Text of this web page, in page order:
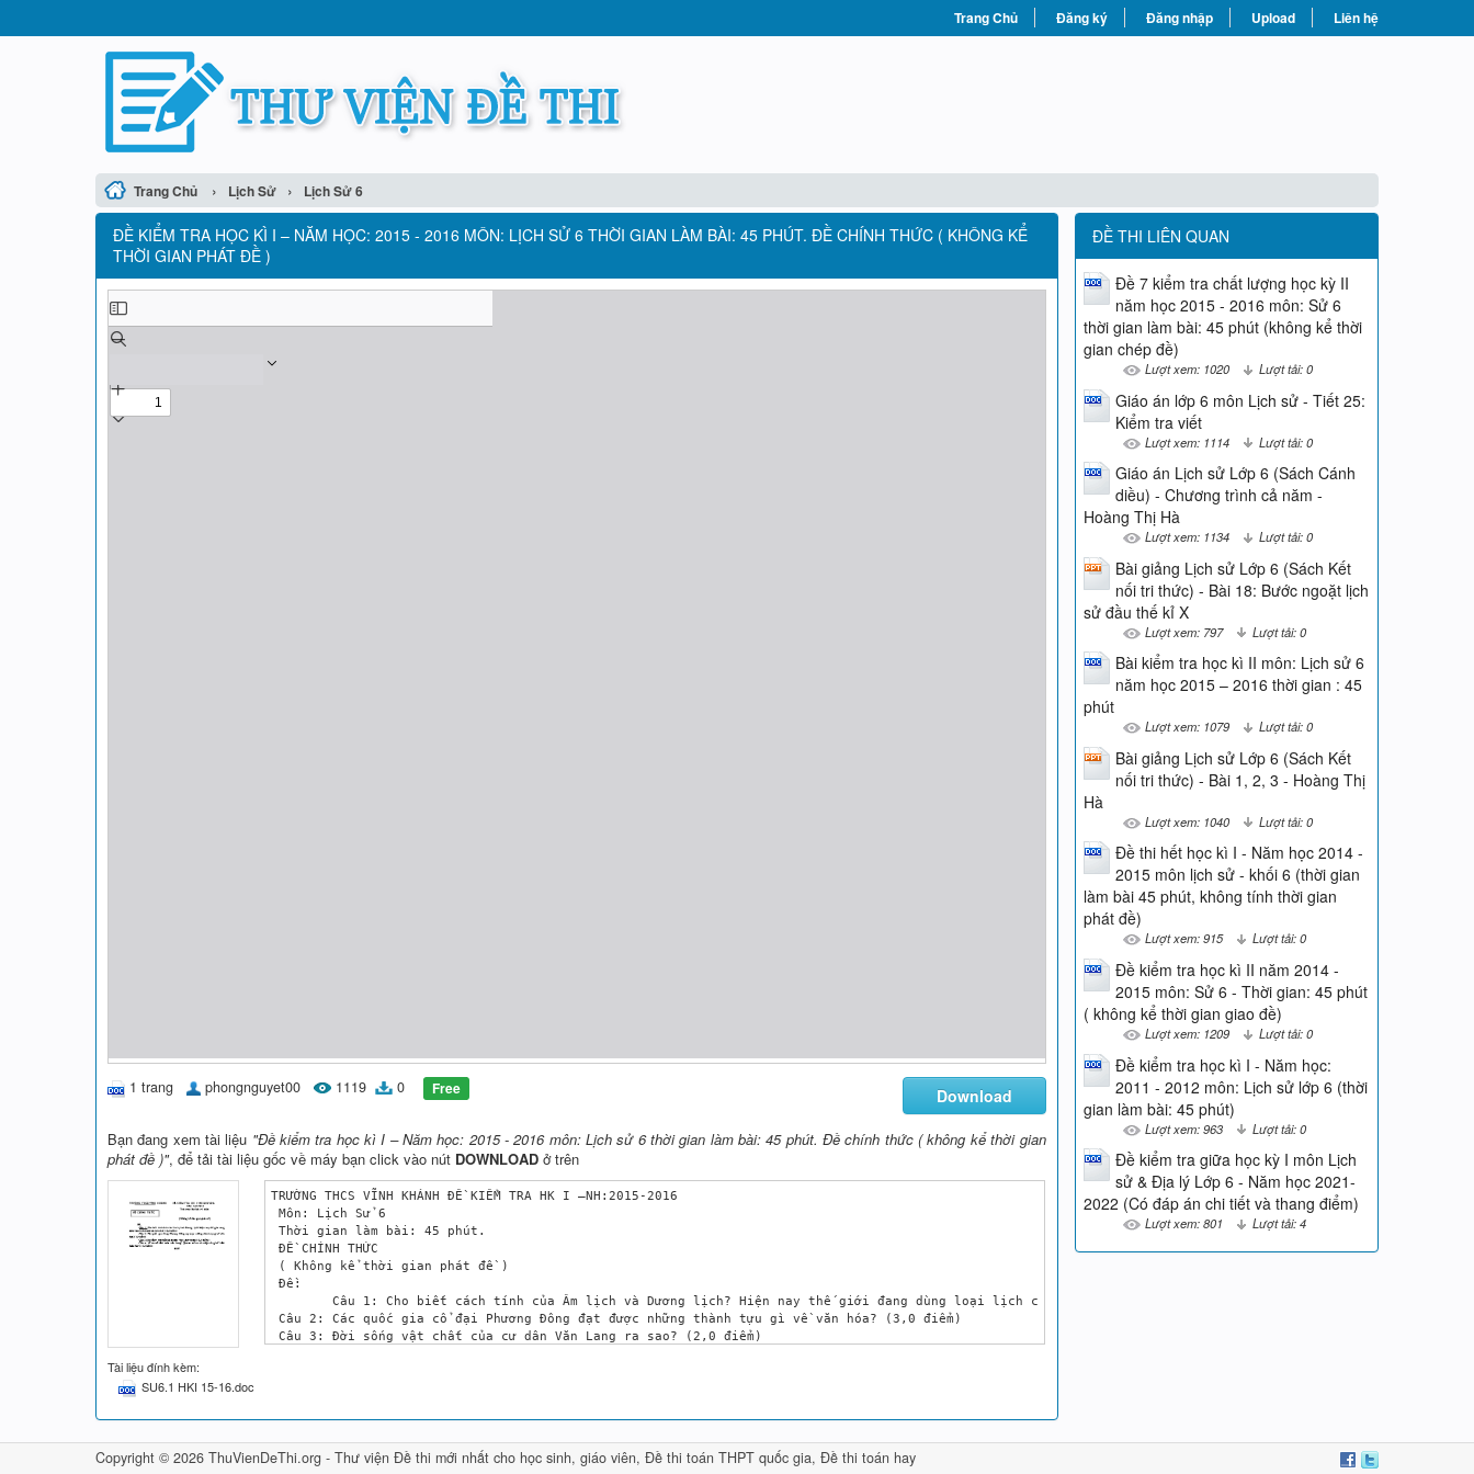
Trang Chủ Đăng ký Đăng nhập Upload Liên hệ
Trang Chủ › Lịch Sử › Lịch Sử 6
ĐỀ KIỂM TRA HỌC KÌ I – NĂM HỌC: 2015 - 2016 MÔN: LỊCH SỬ 6 THỜI GIAN LÀM BÀI: 45 PHÚT. ĐỀ CHÍNH THỨC ( KHÔNG KỂ
THỜI GIAN PHÁT ĐỀ )
1 trang phongnguyet00 1119 0 Free Download
Bạn đang xem tài liệu "Đề kiểm tra học kì I – Năm học: 2015 - 2016 môn: Lịch sử 6 thời gian làm bài: 45 phút. Đề chính thức ( không kể thời gian
phát đề )", để tải tài liệu gốc về máy bạn click vào nút DOWNLOAD ở trên
TRƯỜNG THCS VĨNH KHÁNH ĐỀ KIỂM TRA HK I –NH:2015-2016
Môn: Lịch Sử 6
Thời gian làm bài: 45 phút.
ĐỀ CHÍNH THỨC
( Không kể thời gian phát đề )
Đề:
Câu 2: Các quốc gia cổ đại Phương Đông đạt được những thành tựu gì về văn hóa? (3,0 điểm)
Câu 3: Đời sống vật chất của cư dân Văn Lang ra sao? (2,0 điểm)
Tài liệu đính kèm:
SU6.1 HKI 15-16.doc
ĐỀ THI LIÊN QUAN
Đề 7 kiểm tra chất lượng học kỳ II
năm học 2015 - 2016 môn: Sử 6
thời gian làm bài: 45 phút (không kể thời
gian chép đề)
Lượt xem: 1020 Lượt tải: 0
Giáo án lớp 6 môn Lịch sử - Tiết 25:
Kiểm tra viết
Lượt xem: 1114 Lượt tải: 0
Giáo án Lịch sử Lớp 6 (Sách Cánh
diều) - Chương trình cả năm -
Hoàng Thị Hà
Lượt xem: 1134 Lượt tải: 0
Bài giảng Lịch sử Lớp 6 (Sách Kết
nối tri thức) - Bài 18: Bước ngoặt lịch
sử đầu thế kỉ X
Lượt xem: 797 Lượt tải: 0
Bài kiểm tra học kì II môn: Lịch sử 6
năm học 2015 – 2016 thời gian : 45
phút
Lượt xem: 1079 Lượt tải: 0
Bài giảng Lịch sử Lớp 6 (Sách Kết
nối tri thức) - Bài 1, 2, 3 - Hoàng Thị
Hà
Lượt xem: 1040 Lượt tải: 0
Đề thi hết học kì I - Năm học 2014 -
2015 môn lịch sử - khối 6 (thời gian
làm bài 45 phút, không tính thời gian
phát đề)
Lượt xem: 915 Lượt tải: 0
Đề kiểm tra học kì II năm 2014 -
2015 môn: Sử 6 - Thời gian: 45 phút
( không kể thời gian giao đề)
Lượt xem: 1209 Lượt tải: 0
Đề kiểm tra học kì I - Năm học:
2011 - 2012 môn: Lịch sử lớp 6 (thời
gian làm bài: 45 phút)
Lượt xem: 963 Lượt tải: 0
Đề kiểm tra giữa học kỳ I môn Lịch
sử & Địa lý Lớp 6 - Năm học 2021-
2022 (Có đáp án chi tiết và thang điểm)
Lượt xem: 801 Lượt tải: 4
Copyright © 2026 ThuVienDeThi.org - Thư viện Đề thi mới nhất cho học sinh, giáo viên, Đề thi toán THPT quốc gia, Đề thi toán hay